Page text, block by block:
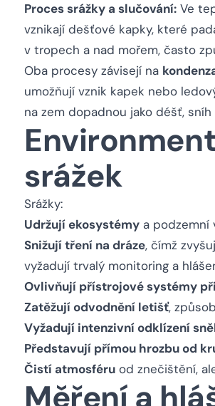
Proces srážky a slučování: Ve
vznikají dešťové kapky, které
v tropech a nad mořem, často
Oba procesy závisejí na
umožňují vznik kapek nebo
na zem dopadnou jako déšť,
srážek
Srážky:
Udržují ekosystémy a podzemní
Snižují tření na dráze, čímž
vyžadují trvalý monitoring a
Ovlivňují přístrojové systémy
Zatěžují odvodnění letišť,
Vyžadují intenzivní odklízení
Představují přímou hrozbu od
Čistí atmosféru od znečištění,
Měření a